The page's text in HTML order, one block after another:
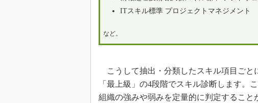
ITスキル標準 プロジェクトマネジメント
など。
こうして抽出・分類したスキル項目ごと
「最上級」の4段階でスキル診断します。
組織の強みや弱みを定量的に判定するこ